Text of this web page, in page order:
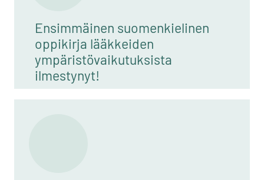
Ensimmäinen suomenkielinen
oppikirja lääkkeiden
ympäristövaikutuksista
ilmestynyt!